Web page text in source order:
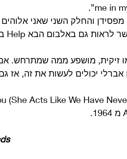
והחלק השני שאני אלוהים
זיקית, מושפע ממה שמתרחש.
יכולים לעשות את זה, אז